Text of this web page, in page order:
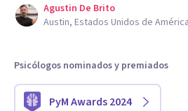
Agustin De Brito
Austin, Estados Unidos de América
Psicólogos nominados y premiados
PyM Awards 2024